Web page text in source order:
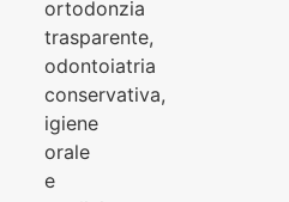
ortodonzia
trasparente,
odontoiatria
conservativa,
igiene
orale
e